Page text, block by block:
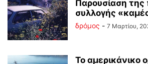
Παρουσίαση της
συλλογής
δρόμος - 7 Μαρτίου,
Το αμερικάνικο